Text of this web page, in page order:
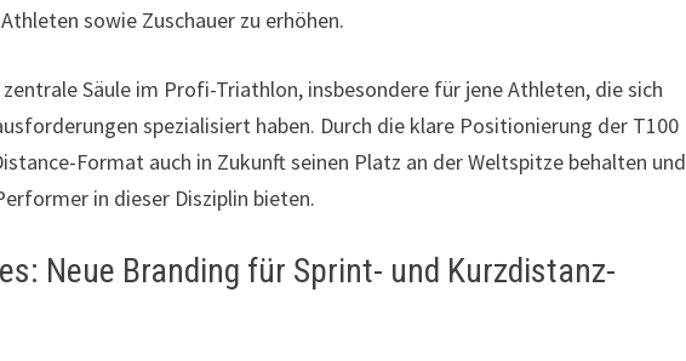
sowie Zuschauer zu erhöhen.
Säule im Profi-Triathlon, insbesondere für jene Athleten, die sich
spezialisiert haben. Durch die klare Positionierung der T100
Format auch in Zukunft seinen Platz an der Weltspitze behalten und
in dieser Disziplin bieten.
Neue Branding für Sprint- und Kurzdistanz-